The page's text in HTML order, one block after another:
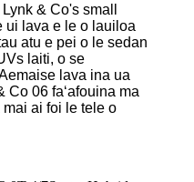
& Co's small
ui lava e le o lauiloa
atu e pei o le sedan
laiti, o se
lava ina ua
Co 06 faʻafouina ma
mai ai foi le tele o